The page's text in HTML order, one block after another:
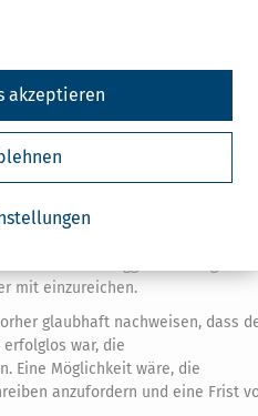
akzeptieren
Fälle halten die
für Arbeit danach.
sein. Zu dieser Erklärung
mit einzureichen.
glaubhaft nachweisen, dass
war, die
Eine Möglichkeit wäre, die
anzufordern und eine Frist